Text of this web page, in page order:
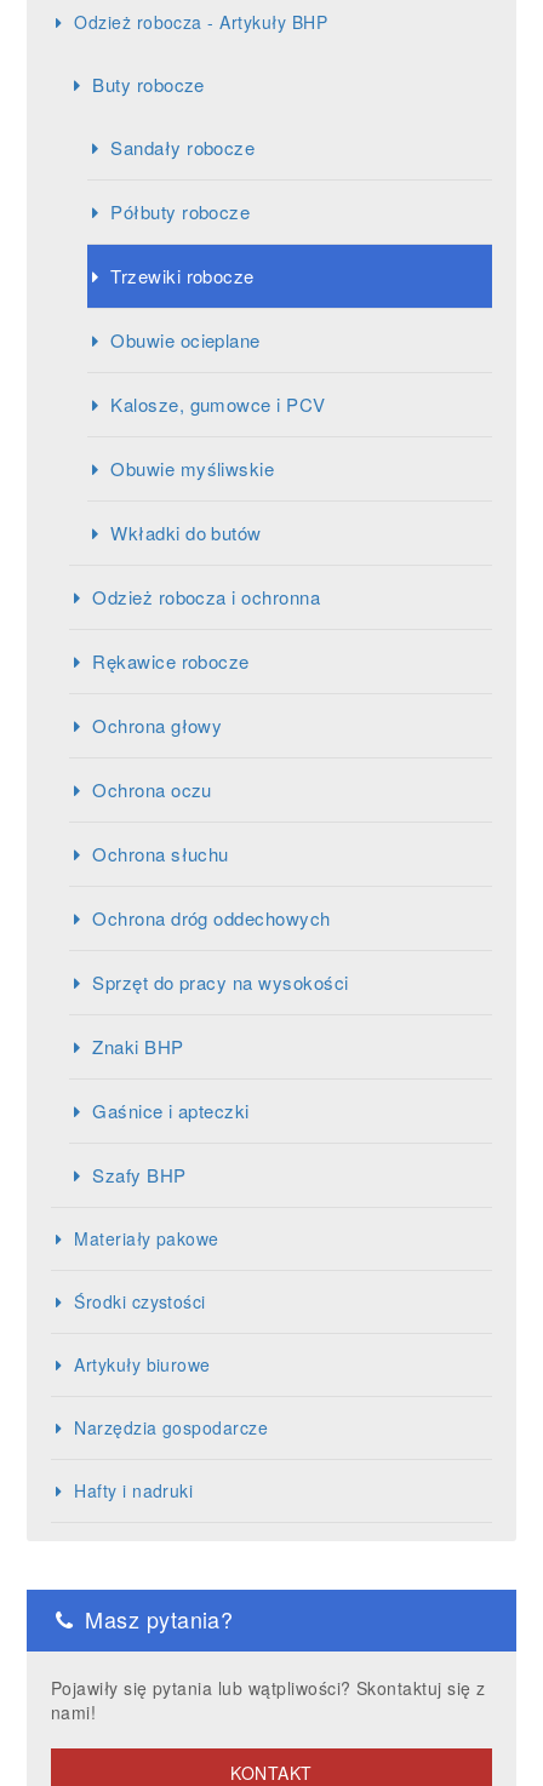
Odzież robocza - Artykuły BHP
Buty robocze
Sandały robocze
Półbuty robocze
Trzewiki robocze
Obuwie ocieplane
Kalosze, gumowce i PCV
Obuwie myśliwskie
Wkładki do butów
Odzież robocza i ochronna
Rękawice robocze
Ochrona głowy
Ochrona oczu
Ochrona słuchu
Ochrona dróg oddechowych
Sprzęt do pracy na wysokości
Znaki BHP
Gaśnice i apteczki
Szafy BHP
Materiały pakowe
Środki czystości
Artykuły biurowe
Narzędzia gospodarcze
Hafty i nadruki
Masz pytania?
Pojawiły się pytania lub wątpliwości? Skontaktuj się z
nami!
KONTAKT